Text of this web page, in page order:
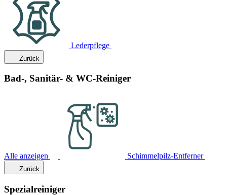
Lederpflege
Zurück
Bad-, Sanitär- & WC-Reiniger
Alle anzeigen Schimmelpilz-Entferner
Zurück
Spezialreiniger